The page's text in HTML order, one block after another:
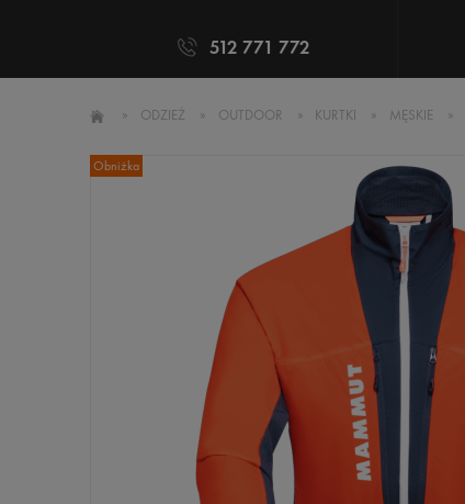
512 771 772
» ODZIEŻ » OUTDOOR » KURTKI » MĘSKIE »
Obniżka